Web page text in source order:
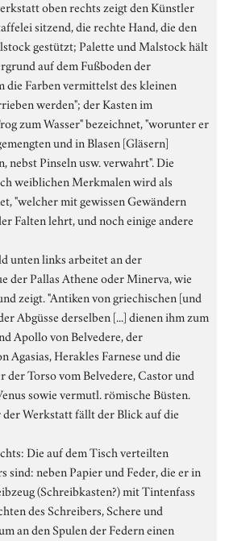
oben rechts zeigt den Künstler
sitzend, die rechte Hand, die den
gestützt; Palette und Malstock hält
auf dem Fußboden der
die Farben vermittelst des kleinen
werden"; der Kasten im
zum Wasser" bezeichnet, "worunter er
und in Blasen [Gläsern]
nebst Pinseln usw. verwahrt". Die
weiblichen Merkmalen wird als
"welcher mit gewissen Gewändern
Falten lehrt, und noch einige andere
unten links arbeitet an der
der Pallas Athene oder Minerva, wie
zeigt. "Antiken von griechischen [und
Abgüsse derselben [...] dienen ihm zum
Apollo von Belvedere, der
Agasias, Herakles Farnese und die
der Torso vom Belvedere, Castor und
sowie vermutl. römische Büsten.
Werkstatt fällt der Blick auf die
Die auf dem Tisch verteilten
sind: neben Papier und Feder, die er in
(Schreibkasten?) mit Tintenfass
des Schreibers, Schere und
an den Spulen der Federn einen